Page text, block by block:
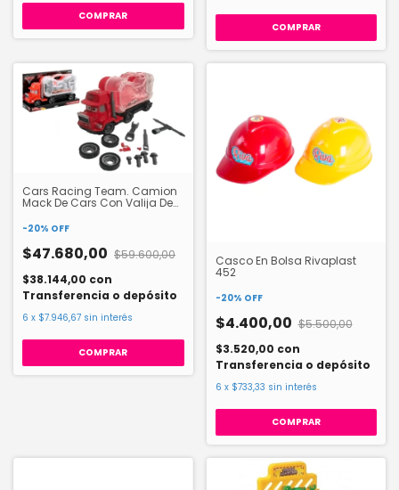
Cars Racing Team. Camion
Mack De Cars Con Valija De
-20% OFF
$47.680,00 $59.600,00
$38.144,00 con
Transferencia o depósito
6 x $7.946,67 sin interés
Casco En Bolsa Rivaplast
452
-20% OFF
$4.400,00 $5.500,00
$3.520,00 con
Transferencia o depósito
6 x $733,33 sin interés